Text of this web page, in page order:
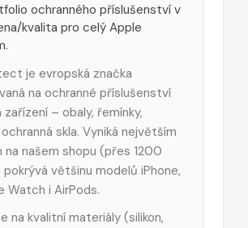
ochranného příslušenství v
kvalita pro celý Apple
je evropská značka
na ochranné příslušenství
– obaly, řemínky,
skla. Vyniká největším
na našem shopu (přes 1200
pokrývá většinu modelů iPhone,
Watch i AirPods.
na kvalitní materiály (silikon,